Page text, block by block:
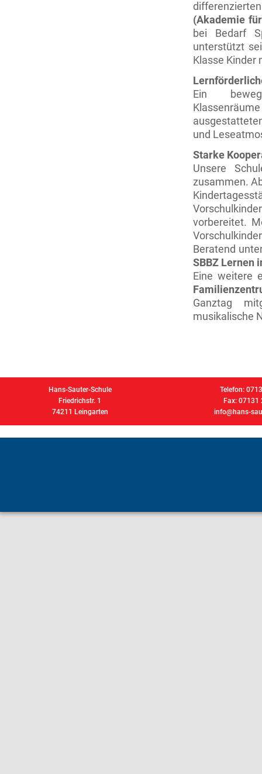
(Akademie
bei Bedarf
unterstützt
Klasse
Ein
und
Starke
Unsere
zusammen.
vorbereitet.
Beratend
SBBZ Lernen
Eine weitere
Ganztag
musikalische
Hans-Sauter-Schule
Friedrichstr. 1
74211 Leingarten
Telefon:
Fax: 07131
info@hans-